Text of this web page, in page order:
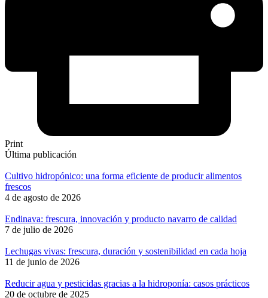
Print
Última publicación
Cultivo hidropónico: una forma eficiente de producir alimentos
frescos
4 de agosto de 2026
Endinava: frescura, innovación y producto navarro de calidad
7 de julio de 2026
Lechugas vivas: frescura, duración y sostenibilidad en cada hoja
11 de junio de 2026
Reducir agua y pesticidas gracias a la hidroponía: casos prácticos
20 de octubre de 2025